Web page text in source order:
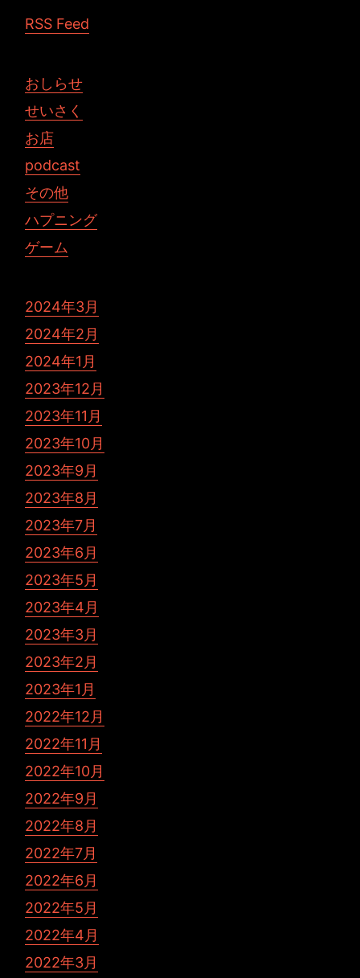
RSS Feed
おしらせ
せいさく
お店
podcast
その他
ハプニング
ゲーム
2024年3月
2024年2月
2024年1月
2023年12月
2023年11月
2023年10月
2023年9月
2023年8月
2023年7月
2023年6月
2023年5月
2023年4月
2023年3月
2023年2月
2023年1月
2022年12月
2022年11月
2022年10月
2022年9月
2022年8月
2022年7月
2022年6月
2022年5月
2022年4月
2022年3月